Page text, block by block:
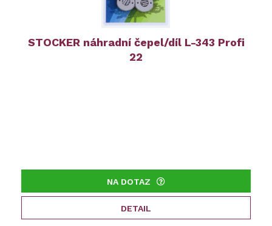
STOCKER náhradní čepel/díl L-343 Profi
22
NA DOTAZ
DETAIL